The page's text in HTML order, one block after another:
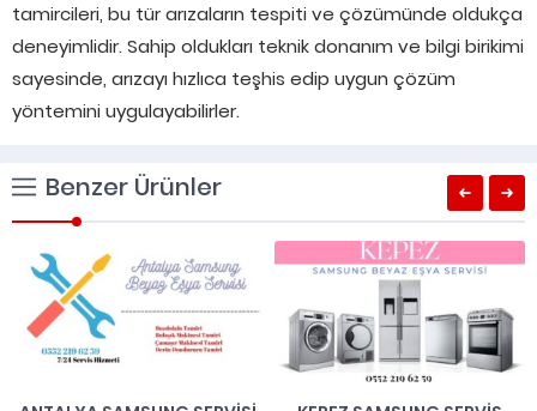
tamircileri, bu tür arızaların tespiti ve çözümünde oldukça
deneyimlidir. Sahip oldukları teknik donanım ve bilgi birikimi
sayesinde, arızayı hızlıca teşhis edip uygun çözüm
yöntemini uygulayabilirler.
Benzer Ürünler